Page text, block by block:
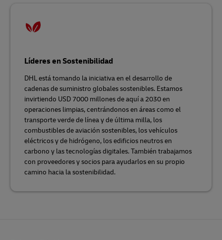
Líderes en Sostenibilidad
DHL está tomando la iniciativa en el desarrollo de
cadenas de suministro globales sostenibles. Estamos
invirtiendo USD 7000 millones de aquí a 2030 en
operaciones limpias, centrándonos en áreas como el
transporte verde de línea y de última milla, los
combustibles de aviación sostenibles, los vehículos
eléctricos y de hidrógeno, los edificios neutros en
carbono y las tecnologías digitales. También trabajamos
con proveedores y socios para ayudarlos en su propio
camino hacia la sostenibilidad.